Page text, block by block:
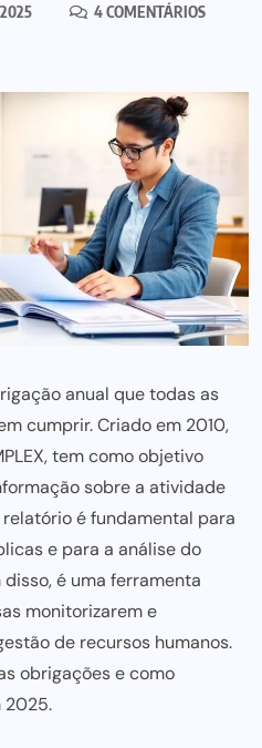
4 COMENTÁRIOS
anual que todas as
cumprir. Criado em 2010,
tem como objetivo
sobre a atividade
é fundamental para
e para a análise do
é uma ferramenta
monitorizarem e
de recursos humanos.
obrigações e como
2025.